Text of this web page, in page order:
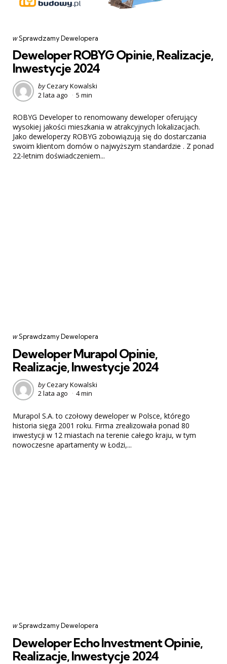
Categories
post
wSprawdzamy Dewelopera
Deweloper ROBYG Opinie, Realizacje,
Inwestycje 2024
Posted
by
byCezary Kowalski
2 lata ago
5 min
ROBYG Developer to renomowany deweloper oferujący
wysokiej jakości mieszkania w atrakcyjnych lokalizacjach.
Jako deweloperzy ROBYG zobowiązują się do dostarczania
swoim klientom domów o najwyższym standardzie . Z ponad
22-letnim doświadczeniem...
Categories
post
wSprawdzamy Dewelopera
Deweloper Murapol Opinie,
Realizacje, Inwestycje 2024
Posted
by
byCezary Kowalski
2 lata ago
4 min
Murapol S.A. to czołowy deweloper w Polsce, którego
historia sięga 2001 roku. Firma zrealizowała ponad 80
inwestycji w 12 miastach na terenie całego kraju, w tym
nowoczesne apartamenty w Łodzi,...
Categories
post
wSprawdzamy Dewelopera
Deweloper Echo Investment Opinie,
Realizacje, Inwestycje 2024